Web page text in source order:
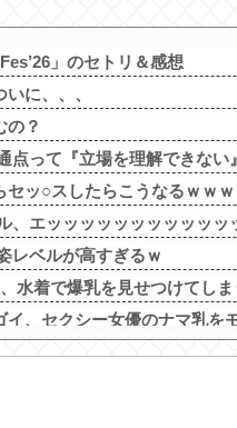
」のセトリ＆感想
に、、、
の？
点って『立場を理解できない
ッ○スしたらこうなるｗｗｗ
、エッッッッッッッッッッッ
レベルが高すぎるｗ
水着で爆乳を見せつけてし
イ、セクシー女優のナマ乳を
さん「20歳でアルファード